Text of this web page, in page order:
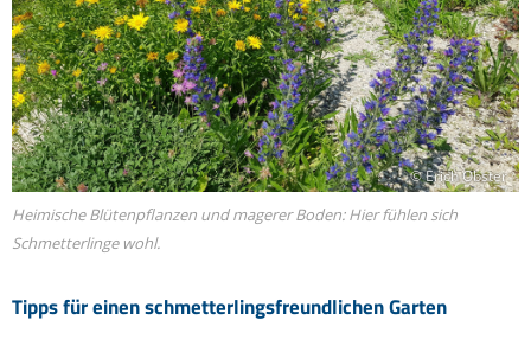
Tipps für einen schmetterlingsfreundlichen Garten
© Erich Obster
Heimische Blütenpflanzen und magerer Boden: Hier fühlen sich
Schmetterlinge wohl.